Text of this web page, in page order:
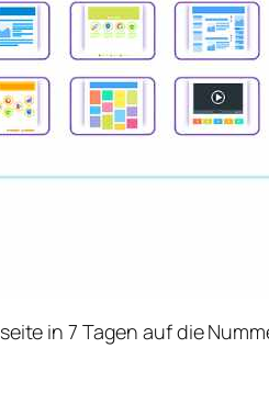
in 7 Tagen auf die